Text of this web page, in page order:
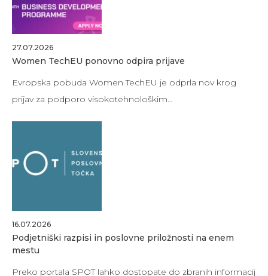
27.07.2026
Women TechEU ponovno odpira prijave
Evropska pobuda Women TechEU je odprla nov krog
prijav za podporo visokotehnološkim…
16.07.2026
Podjetniški razpisi in poslovne priložnosti na enem
mestu
Preko portala SPOT lahko dostopate do zbranih informacij